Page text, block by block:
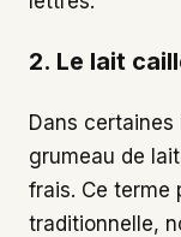
2. Le lait
Dans
grumeau de
frais. Ce terme
traditionnelle,